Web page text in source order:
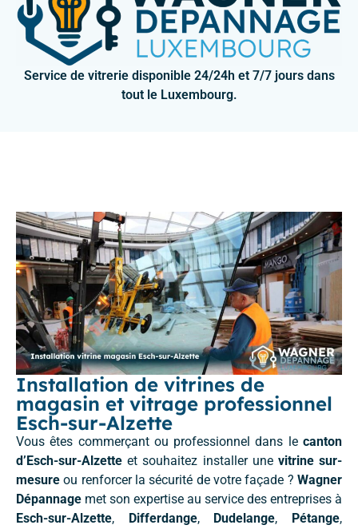
Service de vitrerie disponible 24/24h et 7/7 jours dans
tout le Luxembourg.
Installation de vitrines de
magasin et vitrage professionnel
Esch-sur-Alzette
Vous êtes commerçant ou professionnel dans le canton
d’Esch-sur-Alzette et souhaitez installer une vitrine sur-
mesure ou renforcer la sécurité de votre façade ? Wagner
Dépannage met son expertise au service des entreprises à
Esch-sur-Alzette, Differdange, Dudelange, Pétange,